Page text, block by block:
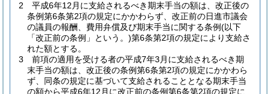
2
平成6年12月に支給されるべき期末手当の額は、改正後の
条例第6条第2項の規定にかかわらず、改正前の日進市議会
の議員の報酬、費用弁償及び期末手当に関する条例(以下
「改正前の条例」という。)第6条第2項の規定により支給さ
れた額とする。
3
前項の適用を受ける者の平成7年3月に支給されるべき期
末手当の額は、改正後の条例第6条第2項の規定にかかわら
ず、同条の規定に基づいて支給されることとなる期末手当
の額から平成6年12月に改正前の条例第6条第2項の規定に